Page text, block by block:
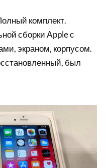
комплект.
сборки Apple с
экраном, корпусом.
был